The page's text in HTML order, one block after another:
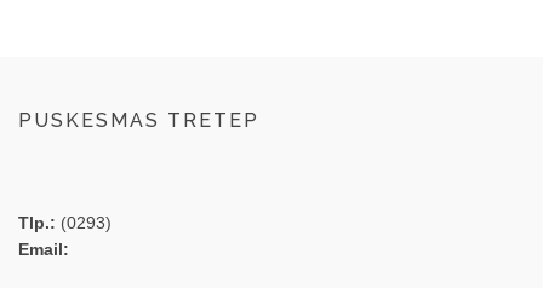
PUSKESMAS TRETEP
Tlp.: (0293)
Email: